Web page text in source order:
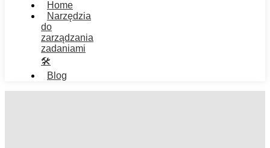
Home
Narzędzia
do
zarządzania
zadaniami
🛠️
Blog